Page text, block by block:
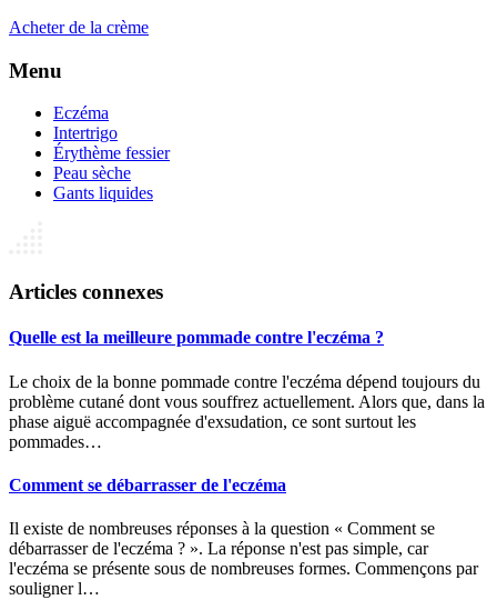
Acheter de la crème
Menu
Eczéma
Intertrigo
Érythème fessier
Peau sèche
Gants liquides
Articles connexes
Quelle est la meilleure pommade contre l'eczéma ?
Le choix de la bonne pommade contre l'eczéma dépend toujours du
problème cutané dont vous souffrez actuellement. Alors que, dans la
phase aiguë accompagnée d'exsudation, ce sont surtout les
pommades…
Comment se débarrasser de l'eczéma
Il existe de nombreuses réponses à la question « Comment se
débarrasser de l'eczéma ? ». La réponse n'est pas simple, car
l'eczéma se présente sous de nombreuses formes. Commençons par
souligner l…